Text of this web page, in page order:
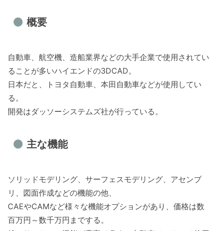
概要
自動車、航空機、造船業界などの大手企業で使用されてい
ることが多いハイエンドの3DCAD。
日本だと、トヨタ自動車、本田自動車などが使用してい
る。
開発はダッソーシステムズ社が行っている。
主な機能
ソリッドモデリング、サーフェスモデリング、アセンブ
リ、図面作成などの機能の他、
CAEやCAMなど様々な機能オプションがあり、価格は数
百万円～数千万円までする。